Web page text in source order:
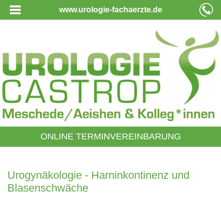
www.urologie-fachaerzte.de
ONLINE TERMINVEREINBARUNG
Urogynäkologie - Harninkontinenz und
Blasenschwäche